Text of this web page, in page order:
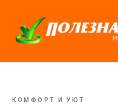
КОМФОРТ И УЮТ